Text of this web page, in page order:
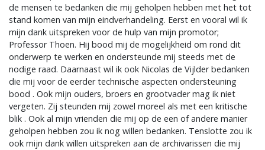
de mensen te bedanken die mij geholpen hebben met het tot
stand komen van mijn eindverhandeling. Eerst en vooral wil ik
mijn dank uitspreken voor de hulp van mijn promotor;
Professor Thoen. Hij bood mij de mogelijkheid om rond dit
onderwerp te werken en ondersteunde mij steeds met de
nodige raad. Daarnaast wil ik ook Nicolas de Vijlder bedanken
die mij voor de eerder technische aspecten ondersteuning
bood . Ook mijn ouders, broers en grootvader mag ik niet
vergeten. Zij steunden mij zowel moreel als met een kritische
blik . Ook al mijn vrienden die mij op de een of andere manier
geholpen hebben zou ik nog willen bedanken. Tenslotte zou ik
ook mijn dank willen uitspreken aan de archivarissen die mij